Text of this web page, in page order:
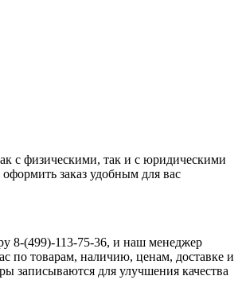
с физическими, так и с юридическими
заказ удобным для вас
8-(499)-113-75-36, и наш менеджер
по товарам, наличию, ценам, доставке и
записываются для улучшения качества